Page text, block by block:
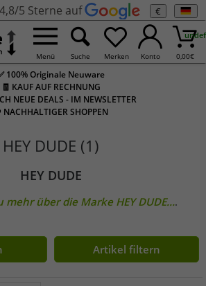
4,8/5 Sterne auf €
Menü Suche Merken Konto 0,00€
100% Originale Neuware
🧾 KAUF AUF RECHNUNG
NEUE DEALS - IM NEWSLETTER
NACHHALTIGER SHOPPEN
HEY DUDE (1)
HEY DUDE
mehr über die Marke HEY DUDE....
Artikel filtern